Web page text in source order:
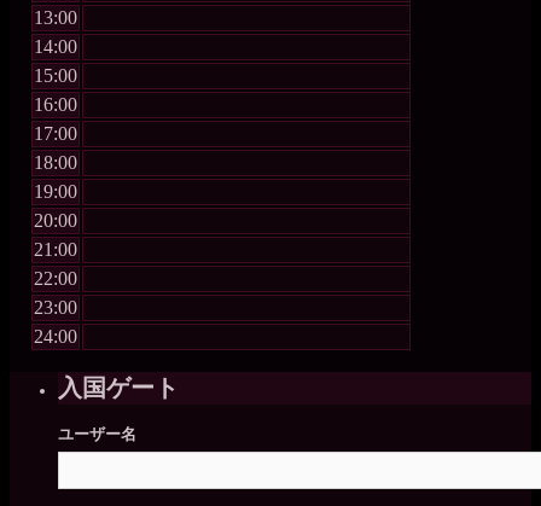
13:00
14:00
15:00
16:00
17:00
18:00
19:00
20:00
21:00
22:00
23:00
24:00
入国ゲート
ユーザー名